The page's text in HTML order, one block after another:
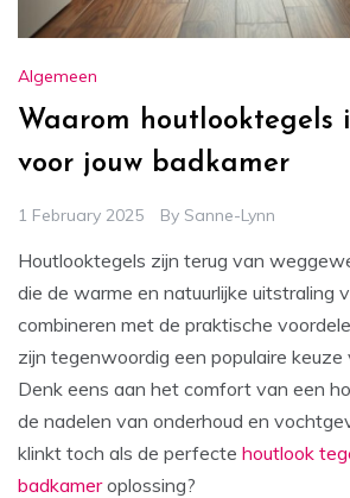
Algemeen
Waarom houtlooktegels
voor jouw badkamer
1 February 2025 By Sanne-Lynn
Houtlooktegels zijn terug van
die de warme en natuurlijke uitstraling
combineren met de praktische
zijn tegenwoordig een populaire keuze
Denk eens aan het comfort van een
de nadelen van onderhoud en
klinkt toch als de perfecte houtlook
badkameroplossing?